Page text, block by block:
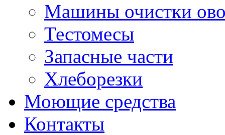
Машины очистки
Тестомесы
Запасные части
Хлеборезки
Моющие средства
Контакты